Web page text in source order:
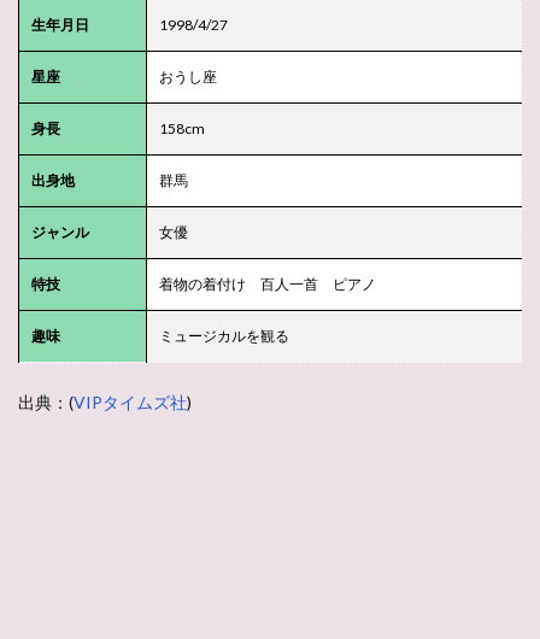
生年月日 1998/4/27
星座 おうし座
身長 158cm
出身地 群馬
ジャンル 女優
特技 着物の着付け 百人一首 ピアノ
趣味 ミュージカルを観る
出典：(VIPタイムズ社)